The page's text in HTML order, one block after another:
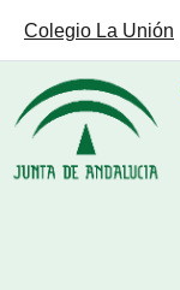
Colegio La Unión